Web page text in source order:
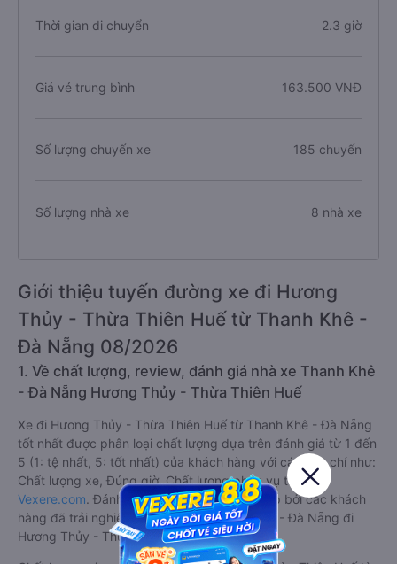
Thời gian di chuyển 2.3 giờ
Giá vé trung bình 163.500 VNĐ
Số lượng chuyến xe 185 chuyến
Số lượng nhà xe 8 nhà xe
Giới thiệu tuyến đường xe đi Hương
Thủy - Thừa Thiên Huế từ Thanh Khê -
Đà Nẵng 08/2026
1. Về chất lượng, review, đánh giá nhà xe Thanh Khê
- Đà Nẵng Hương Thủy - Thừa Thiên Huế
Xe đi Hương Thủy - Thừa Thiên Huế từ Thanh Khê - Đà Nẵng
tốt nhất được phân loại chất lượng dựa trên đánh giá từ 1 đến
5 (1: tệ nhất, 5: tốt nhất) của khách hàng với các tiêu chí như:
Chất lượng xe, Đúng giờ, Chất lượng phục vụ trên
Vexere.com. Đánh giá này được viết trực tiếp bởi các khách
hàng đã trải nghiệm các hãng Xe Thanh Khê - Đà Nẵng đi
Hương Thủy - Thừa Thiên Huế.